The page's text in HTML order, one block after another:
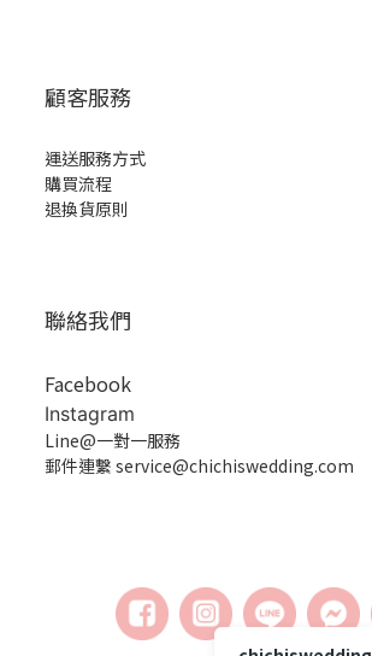
顧客服務
運送服務方式
購買流程
退換貨原則
聯絡我們
Facebook
Instagram
Line@一對一服務
郵件連繫 service@chichiswedding.com